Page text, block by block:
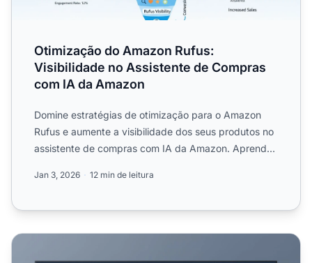
Otimização do Amazon Rufus:
Visibilidade no Assistente de Compras
com IA da Amazon
Domine estratégias de otimização para o Amazon
Rufus e aumente a visibilidade dos seus produtos no
assistente de compras com IA da Amazon. Aprenda
Jan 3, 2026 12 min de leitura
Otimização do Amazon Rufus: O Guia Completo para